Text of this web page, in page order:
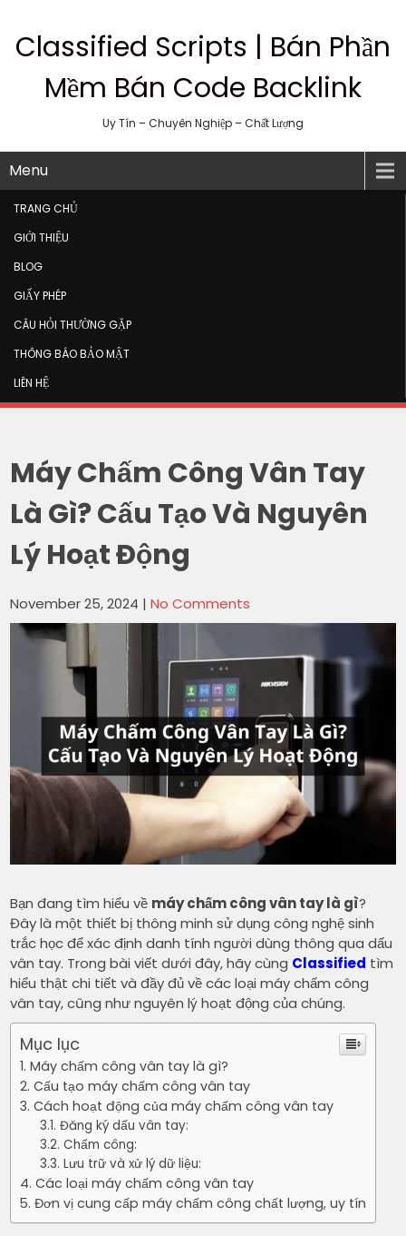
Classified Scripts | Bán Phần
Mềm Bán Code Backlink
Uy Tín – Chuyên Nghiệp – Chất Lượng
Menu
TRANG CHỦ
GIỚI THIỆU
BLOG
GIẤY PHÉP
CÂU HỎI THƯỜNG GẶP
THÔNG BÁO BẢO MẬT
LIÊN HỆ
Máy Chấm Công Vân Tay
Là Gì? Cấu Tạo Và Nguyên
Lý Hoạt Động
November 25, 2024 |No Comments
Bạn đang tìm hiểu về máy chấm công vân tay là gì?
Đây là một thiết bị thông minh sử dụng công nghệ sinh
trắc học để xác định danh tính người dùng thông qua dấu
vân tay. Trong bài viết dưới đây, hãy cùng Classified tìm
hiểu thật chi tiết và đầy đủ về các loại máy chấm công
vân tay, cũng như nguyên lý hoạt động của chúng.
Mục lục
Máy chấm công vân tay là gì?
Cấu tạo máy chấm công vân tay
Cách hoạt động của máy chấm công vân tay
Đăng ký dấu vân tay:
Chấm công:
Lưu trữ và xử lý dữ liệu:
Các loại máy chấm công vân tay
Đơn vị cung cấp máy chấm công chất lượng, uy tín